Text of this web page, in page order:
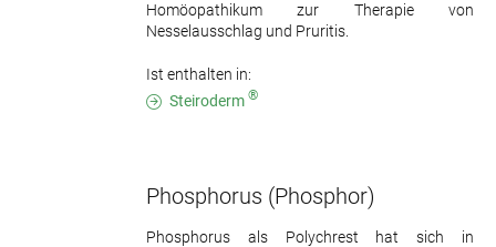
Homöopathikum zur Therapie von
Nesselausschlag und Pruritis.
Ist enthalten in:
Steiroderm ®
Phosphorus (Phosphor)
Phosphorus als Polychrest hat sich in